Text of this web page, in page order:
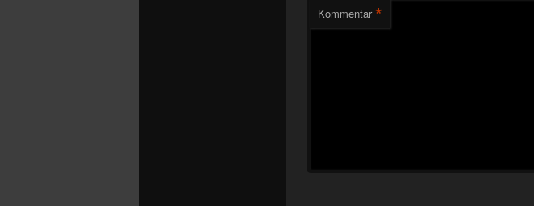
Kommentar *